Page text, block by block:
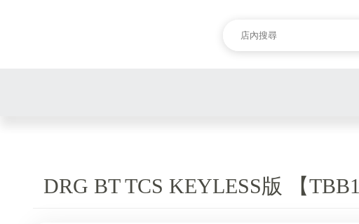
DRG BT TCS KEYLESS版 【